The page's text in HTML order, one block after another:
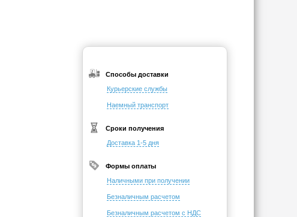
Способы доставки
Курьерские службы
Наемный транспорт
Сроки получения
Доставка 1-5 дня
Формы оплаты
Наличными при получении
Безналичным расчетом
Безналичным расчетом с НДС